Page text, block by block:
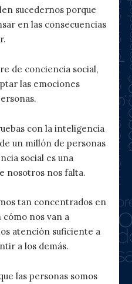
sucedernos porque
en las consecuencias
de conciencia social,
las emociones
con la inteligencia
un millón de personas
social es una
nosotros nos falta.
tan concentrados en
cómo nos van a
atención suficiente a
a los demás.
las personas somos